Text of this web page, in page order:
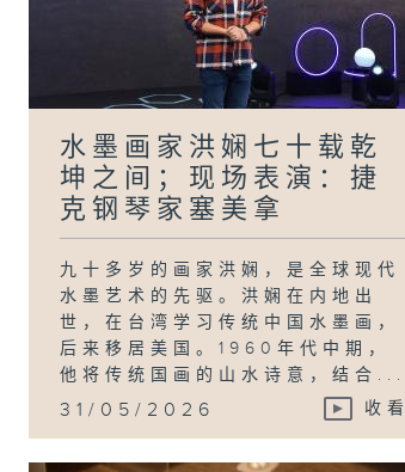
水墨画家洪娴七十载乾
坤之间；现场表演：捷
克钢琴家塞美拿
九十多岁的画家洪娴，是全球现代
水墨艺术的先驱。洪娴在内地出
世，在台湾学习传统中国水墨画，
后来移居美国。1960年代中期，
他将传统国画的山水诗意，结合...
31/05/2026 收看